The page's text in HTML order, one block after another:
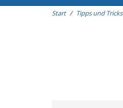
Start Tipps und Tricks